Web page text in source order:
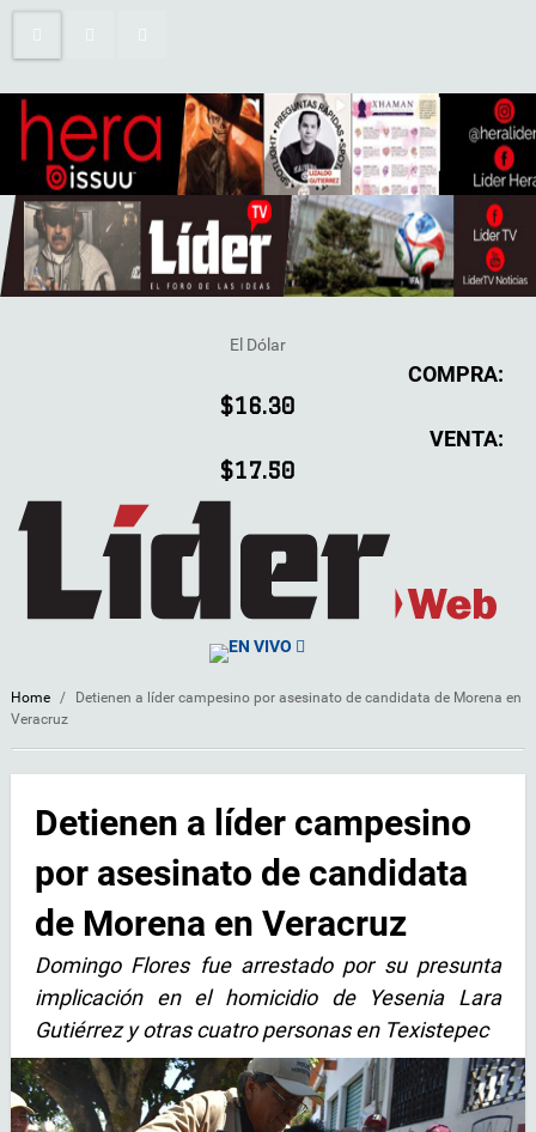
El Dólar
COMPRA:
$16.30
VENTA:
$17.50
EN VIVO
Home /
Detienen a líder campesino por asesinato de candidata de Morena en
Veracruz
Detienen a líder campesino
por asesinato de candidata
de Morena en Veracruz
Domingo Flores fue arrestado por su presunta
implicación en el homicidio de Yesenia Lara
Gutiérrez y otras cuatro personas en Texistepec